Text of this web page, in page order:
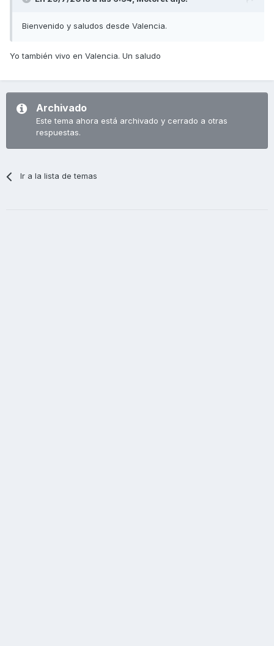
Bienvenido y saludos desde Valencia.
Yo también vivo en Valencia. Un saludo
Archivado
Este tema ahora está archivado y cerrado a otras
respuestas.
Ir a la lista de temas